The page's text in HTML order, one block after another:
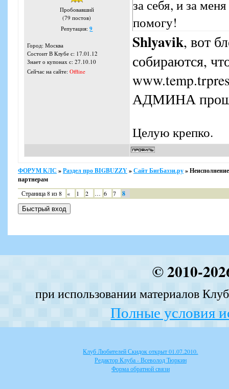
Пробовавший
(79 постов)
Репутация:9
Город: Москва
Состоит В Клубе с: 17.01.12
Знает о купонах с: 27.10.10
Сейчас на сайте: Offline
за себя, и за
помогу!
Shlyavik, вот
собираются,
АДМИНА прошу
Целую крепко.
ФОРУМ КЛС »Раздел про BIGBUZZY»Сайт БигБаззи.ру»
партнерам
Страница8из8 « 1 2 … 6 7 8
© 2010-
при использовании материалов
Полные условия
Клуб Любителей Скидок открыт 01.07.2010.
Редактор Клуба - Всеволод Тюркин
Форма обратной связи